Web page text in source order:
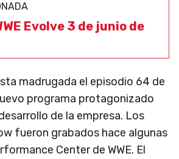
Evolve 3 de junio de
madrugada el episodio 64 de
programa protagonizado
de la empresa. Los
fueron grabados hace algunas
Center de WWE. El